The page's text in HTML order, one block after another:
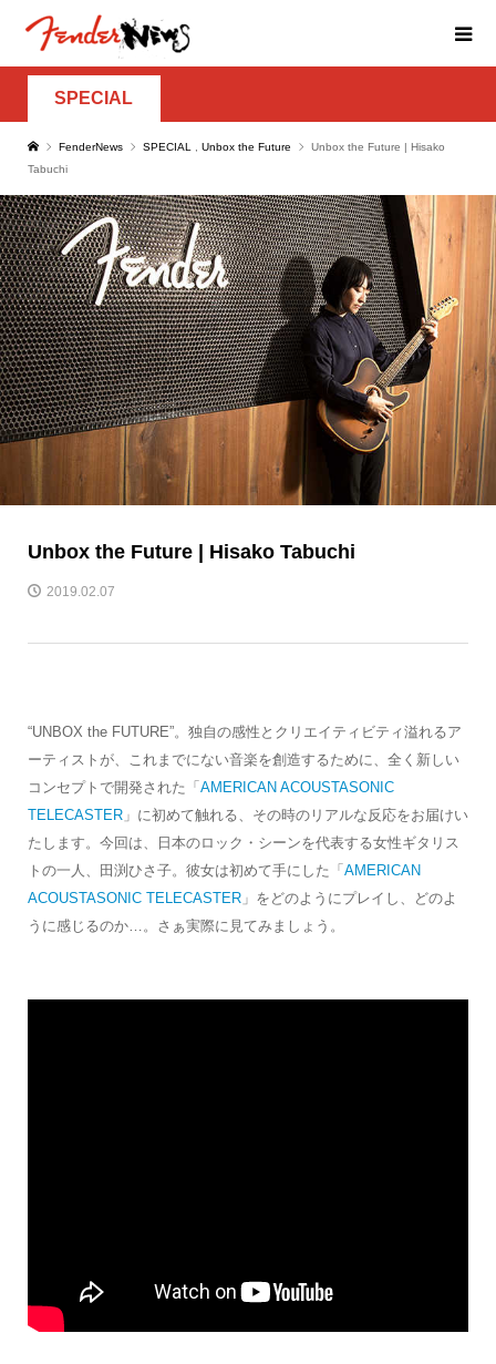
SPECIAL
FenderNews SPECIAL Unbox the Future
Unbox the Future | Hisako
Tabuchi
Unbox the Future | Hisako Tabuchi
2019.02.07
“UNBOX the FUTURE”。独自の感性とクリエイティビティ溢れるア
ーティストが、これまでにない音楽を創造するために、全く新しい
コンセプトで開発された「 AMERICAN ACOUSTASONIC
TELECASTER」に初めて触れる、その時のリアルな反応をお届けい
たします。今回は、日本のロック・シーンを代表する女性ギタリス
トの一人、田渕ひさ子。彼女は初めて手にした「 AMERICAN
ACOUSTASONIC TELECASTER」をどのようにプレイし、どのよ
うに感じるのか…。さぁ実際に見てみましょう。